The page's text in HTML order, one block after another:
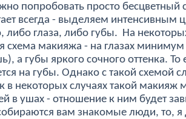
попробовать просто бесцветный
всегда - выделяем интенсивным
либо глаза, либо губы. На
схема макияжа - на глазах
а губы яркого сочного оттенка. То
на губы. Однако с такой схемой
в некоторых случаях такой макияж
в ушах - отношение к ним будет
вам знакомые люди, то, я